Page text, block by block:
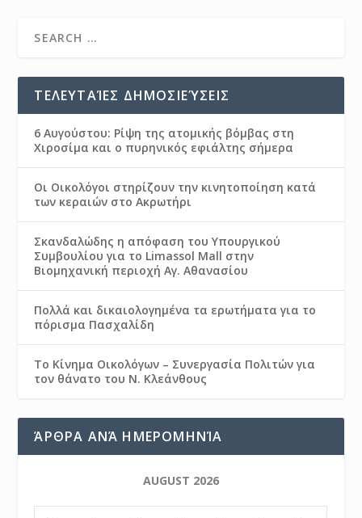
ΤΕΛΕΥΤΑΊΕΣ ΔΗΜΟΣΙΕΎΣΕΙΣ
6 Αυγούστου: Ρίψη της ατομικής βόμβας στη
Χιροσίμα και ο πυρηνικός εφιάλτης σήμερα
Οι Οικολόγοι στηρίζουν την κινητοποίηση κατά
των κεραιών στο Ακρωτήρι
Σκανδαλώδης η απόφαση του Υπουργικού
Συμβουλίου για το Limassol Mall στην
Βιομηχανική περιοχή Αγ. Αθανασίου
Πολλά και δικαιολογημένα τα ερωτήματα για το
πόρισμα Πασχαλίδη
Το Κίνημα Οικολόγων – Συνεργασία Πολιτών για
τον θάνατο του Ν. Κλεάνθους
ΆΡΘΡΑ ΑΝΆ ΗΜΕΡΟΜΗΝΊΑ
AUGUST 2026